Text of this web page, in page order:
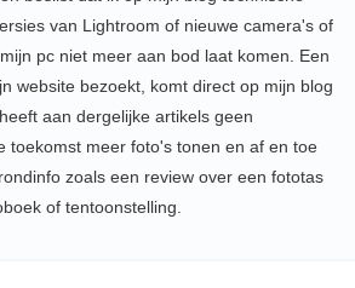
van Lightroom of nieuwe camera's of
pc niet meer aan bod laat komen. Een
website bezoekt, komt direct op mijn blog
aan dergelijke artikels geen
toekomst meer foto's tonen en af en toe
zoals een review over een fototas
of tentoonstelling.